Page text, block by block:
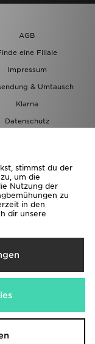
AGB
eine Filiale
Impressum
& Umtausch
Klarna
Datenschutz
stimmst du der
um die
Nutzung der
zu
in den
dir unsere